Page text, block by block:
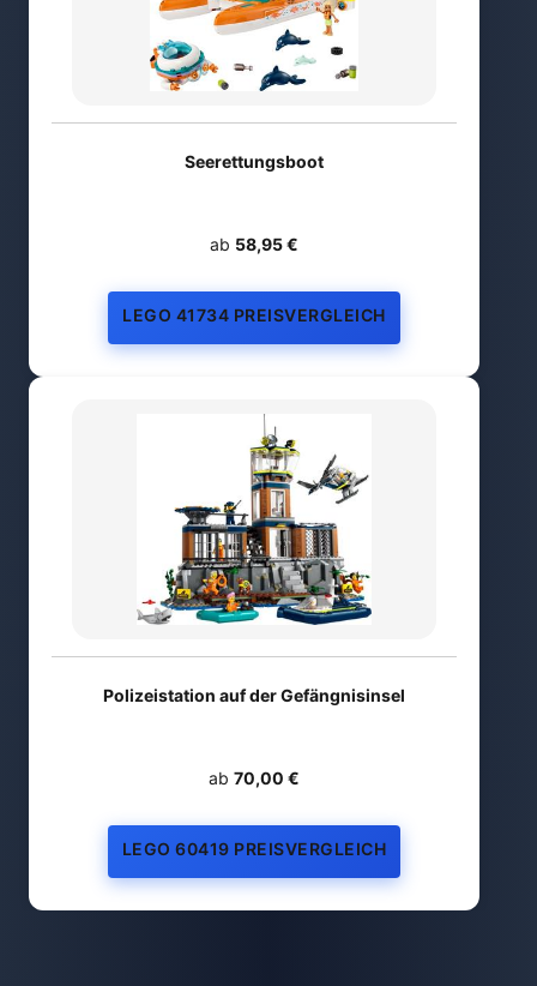
Seerettungsboot
ab 58,95 €
LEGO 41734 PREISVERGLEICH
Polizeistation auf der Gefängnisinsel
ab 70,00 €
LEGO 60419 PREISVERGLEICH